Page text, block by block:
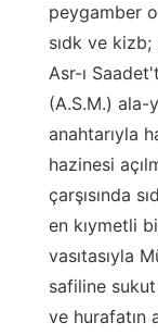
peygamber
sıdk ve
Asr-ı
(A.S.M.) ala-
anahtarıyla
hazinesi
çarşısında
en kıymetli
vasıtasıyla
safiline
ve hurafatın